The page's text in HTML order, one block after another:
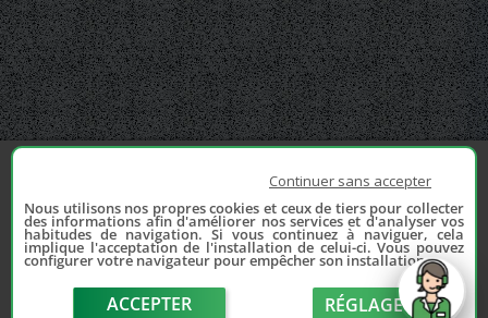
Continuer sans accepter
Nous utilisons nos propres cookies et ceux de tiers pour collecter
des informations afin d'améliorer nos services et d'analyser vos
habitudes de navigation. Si vous continuez à naviguer, cela
implique l'acceptation de l'installation de celui-ci. Vous pouvez
configurer votre navigateur pour empêcher son installation.
ACCEPTER RÉGLAGE